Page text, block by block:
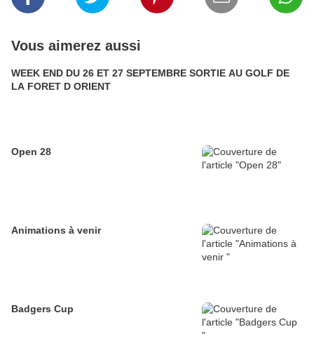
Vous aimerez aussi
WEEK END DU 26 ET 27 SEPTEMBRE SORTIE AU GOLF DE
LA FORET D ORIENT
Open 28
Animations à venir
Badgers Cup